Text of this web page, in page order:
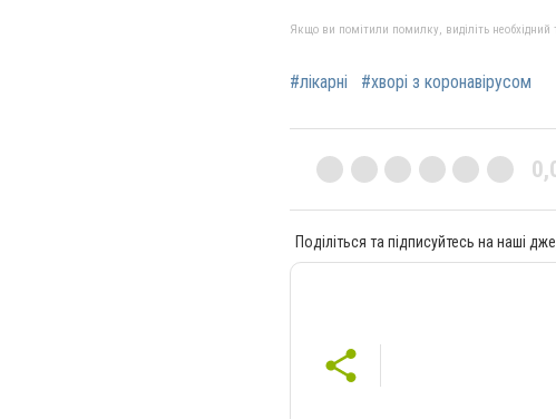
Якщо ви помітили помилку, виділіть необхідний
#лікарні #хворі з коронавірусом
Поділіться та підписуйтесь на наші